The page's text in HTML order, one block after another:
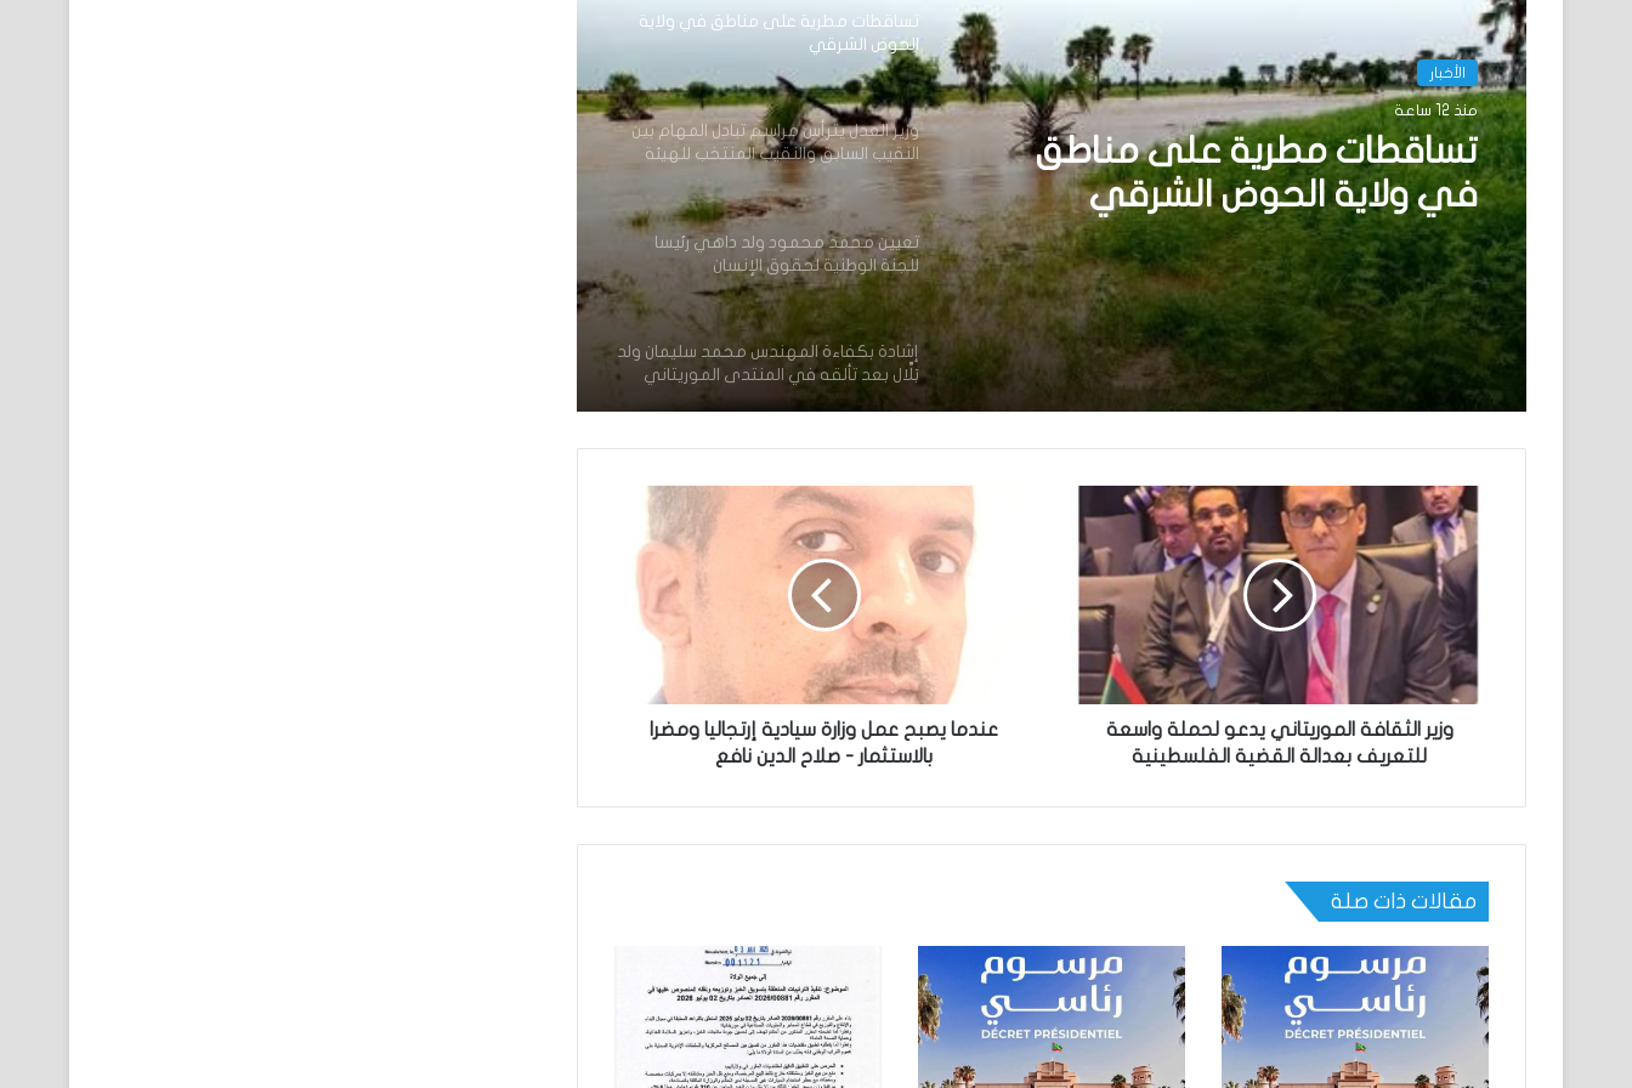
الأخبار
منذ 12 ساعة
تساقطات مطرية على مناطق
في ولاية الحوض الشرقي
تساقطات مطرية على مناطق في ولاية
الحوض الشرقي
وزير العدل يترأس مراسم تبادل المهام بين
النقيب السابق والنقيب المنتخب للهيئة
الوطنية للمحامين
تعيين محمد محمود ولد داهي رئيسا
للجنة الوطنية لحقوق الإنسان
إشادة بكفاءة المهندس محمد سليمان ولد
بَلَّال بعد تألقه في المنتدى الموريتاني
العُماني
غرب موريتانيا وشمال السنغال
الإخباري ينشر بيان مجلس الوزراء
تعيين مكلف برئاسة الجمهورية
تساقطات مطرية على أربع
ولايات(مقاييس)
تساقطات مطرية على مناطق في ولاية
الحوض الشرقي
وزير الثقافة الموريتاني يدعو لحملة واسعة
للتعريف بعدالة القضية الفلسطينية
عندما يصبح عمل وزارة سيادية إرتجاليا ومضرا
بالاستثمار - صلاح الدين نافع
مقالات ذات صلة